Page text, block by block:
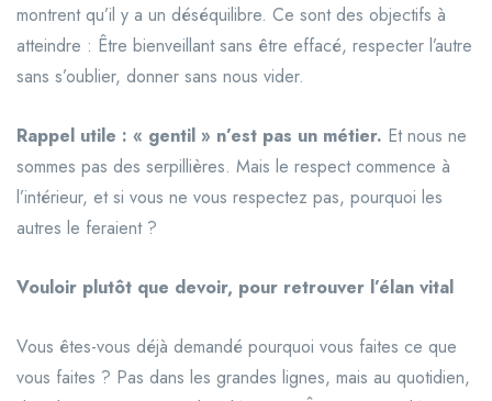
montrent qu’il y a un déséquilibre. Ce sont des objectifs à
atteindre : Être bienveillant sans être effacé, respecter l’autre
sans s’oublier, donner sans nous vider.
Rappel utile : « gentil » n’est pas un métier. Et nous ne
sommes pas des serpillières. Mais le respect commence à
l’intérieur, et si vous ne vous respectez pas, pourquoi les
autres le feraient ?
Vouloir plutôt que devoir, pour retrouver l’élan vital
Vous êtes-vous déjà demandé pourquoi vous faites ce que
vous faites ? Pas dans les grandes lignes, mais au quotidien,